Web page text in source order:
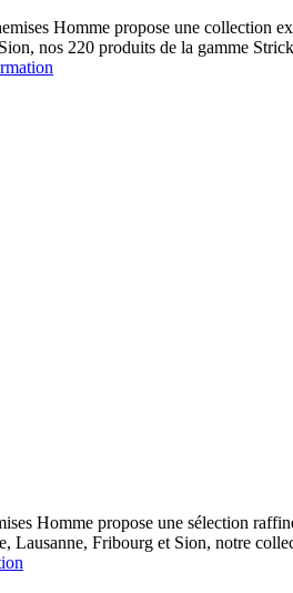
Homme propose une collection
nos 220 produits de la gamme
Homme propose une sélection
Lausanne, Fribourg et Sion, notre